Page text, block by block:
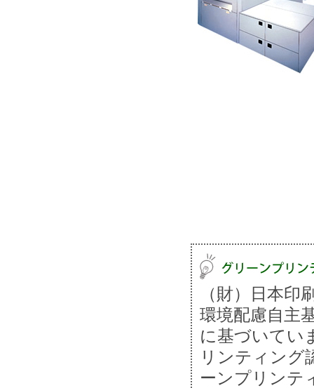
（財）日本
環境配慮自主
に基づいてい
リンティング
ーンプリンテ